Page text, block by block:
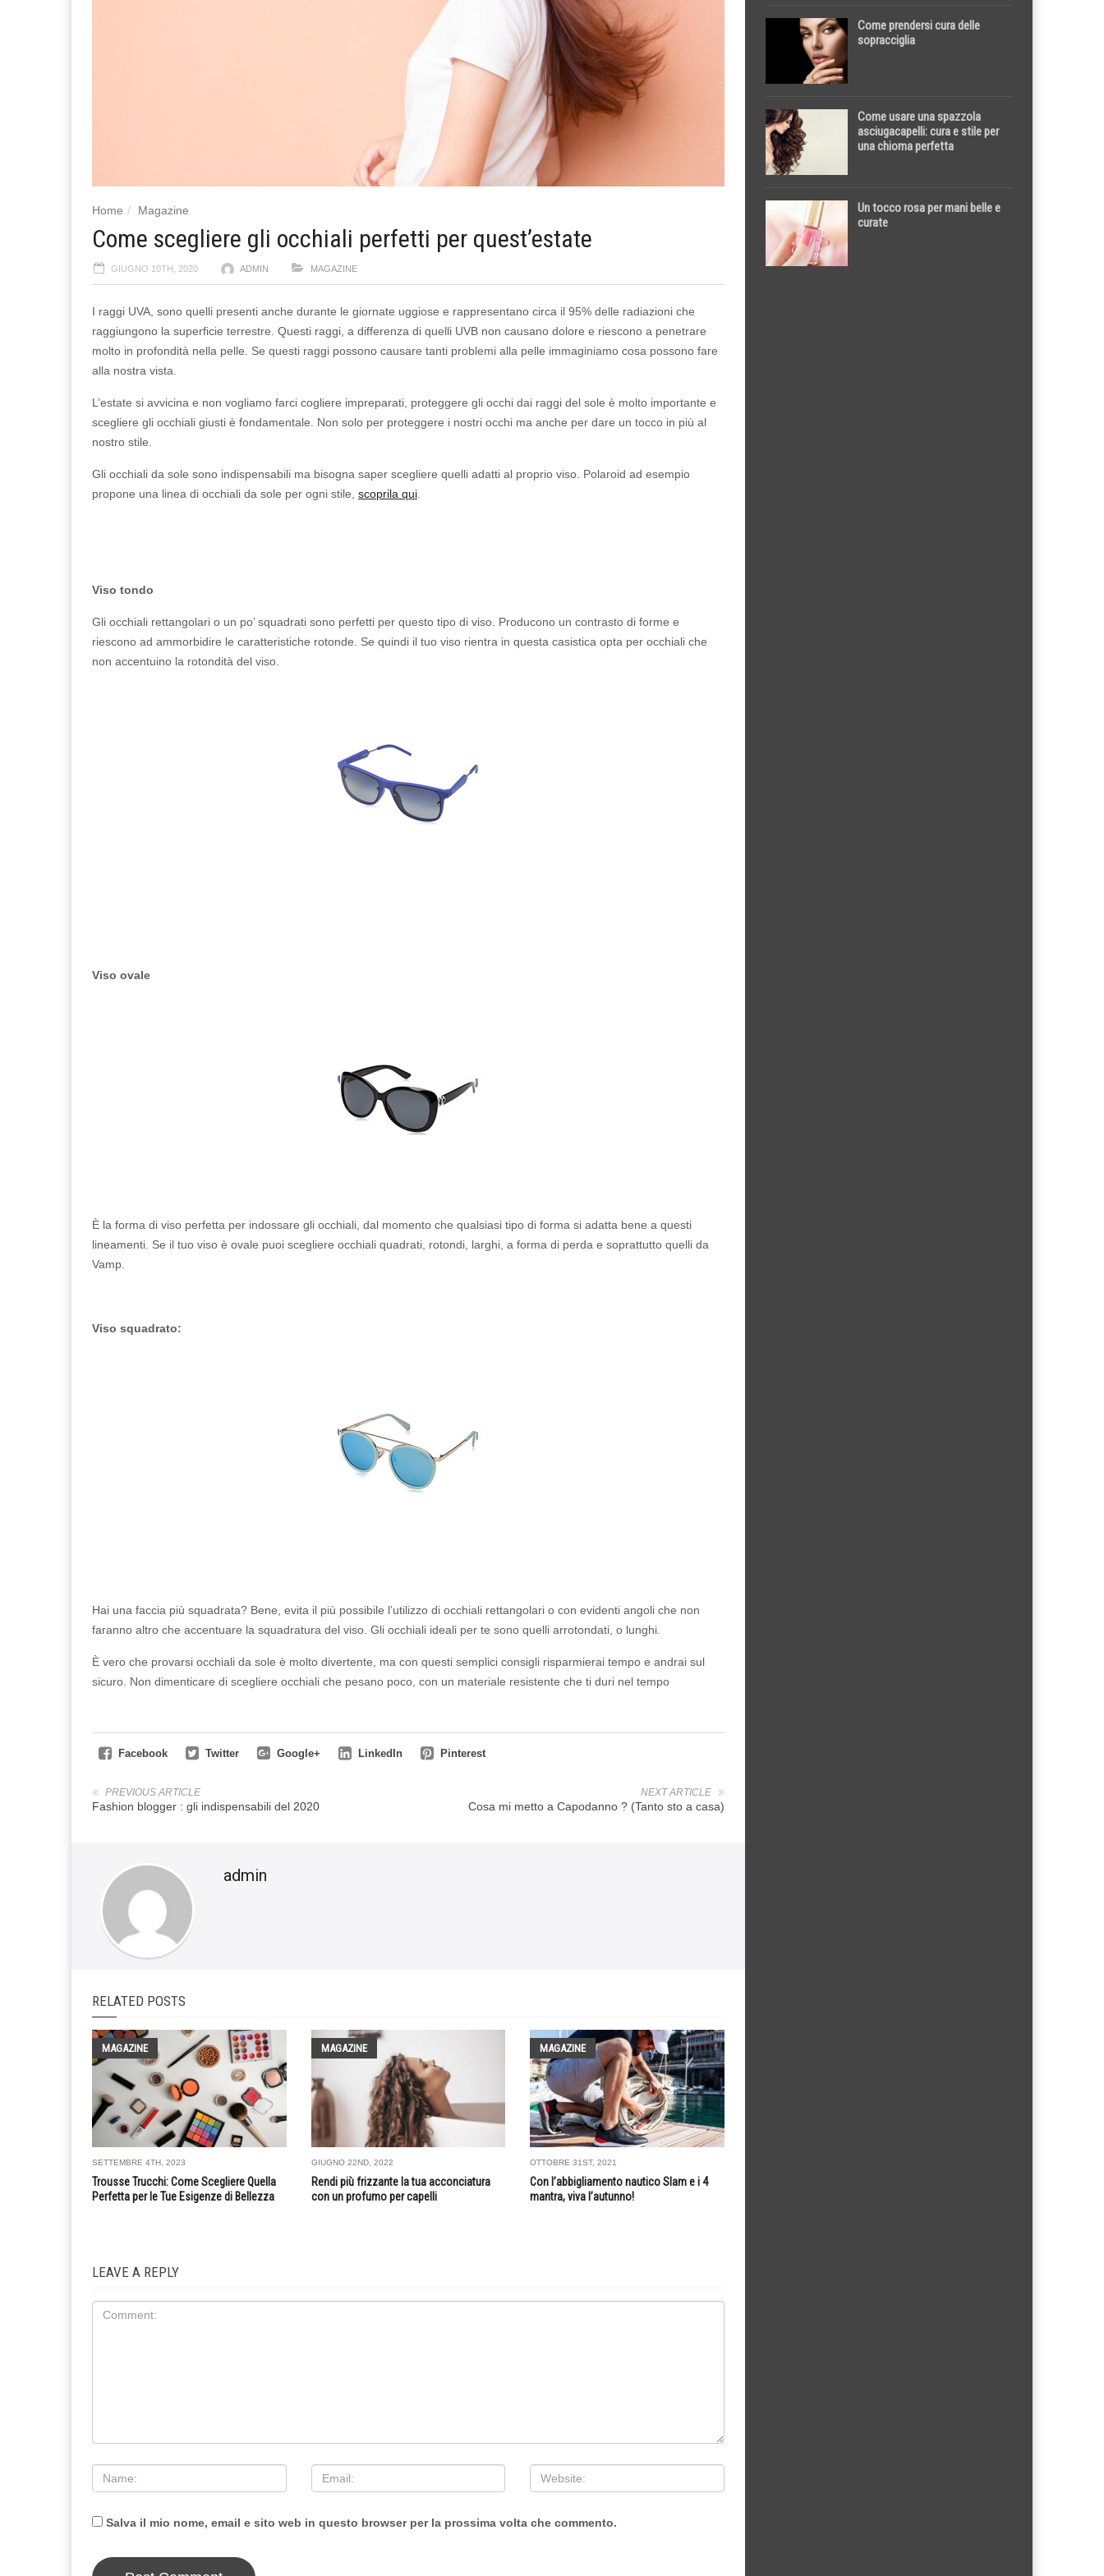
Home Magazine
Come scegliere gli occhiali perfetti per quest’estate
GIUGNO 10TH, 2020 ADMIN MAGAZINE
I raggi UVA, sono quelli presenti anche durante le giornate uggiose e rappresentano circa il 95% delle radiazioni che
raggiungono la superficie terrestre. Questi raggi, a differenza di quelli UVB non causano dolore e riescono a penetrare
molto in profondità nella pelle. Se questi raggi possono causare tanti problemi alla pelle immaginiamo cosa possono fare
alla nostra vista.
L’estate si avvicina e non vogliamo farci cogliere impreparati, proteggere gli occhi dai raggi del sole è molto importante e
scegliere gli occhiali giusti è fondamentale. Non solo per proteggere i nostri occhi ma anche per dare un tocco in più al
nostro stile.
Gli occhiali da sole sono indispensabili ma bisogna saper scegliere quelli adatti al proprio viso. Polaroid ad esempio
propone una linea di occhiali da sole per ogni stile, scoprila qui
Viso tondo
Gli occhiali rettangolari o un po’ squadrati sono perfetti per questo tipo di viso. Producono un contrasto di forme e
riescono ad ammorbidire le caratteristiche rotonde. Se quindi il tuo viso rientra in questa casistica opta per occhiali che
non accentuino la rotondità del viso.
Viso ovale
È la forma di viso perfetta per indossare gli occhiali, dal momento che qualsiasi tipo di forma si adatta bene a questi
lineamenti. Se il tuo viso è ovale puoi scegliere occhiali quadrati, rotondi, larghi, a forma di perda e soprattutto quelli da
Vamp.
Viso squadrato:
Hai una faccia più squadrata? Bene, evita il più possibile l’utilizzo di occhiali rettangolari o con evidenti angoli che non
faranno altro che accentuare la squadratura del viso. Gli occhiali ideali per te sono quelli arrotondati, o lunghi.
È vero che provarsi occhiali da sole è molto divertente, ma con questi semplici consigli risparmierai tempo e andrai sul
sicuro. Non dimenticare di scegliere occhiali che pesano poco, con un materiale resistente che ti duri nel tempo
Facebook Twitter Google+ LinkedIn Pinterest
NEXT ARTICLE
Cosa mi metto a Capodanno ? (Tanto sto a casa)
PREVIOUS ARTICLE
Fashion blogger : gli indispensabili del 2020
admin
RELATED POSTS
MAGAZINE
SETTEMBRE 4TH, 2023
Trousse Trucchi: Come Scegliere Quella
Perfetta per le Tue Esigenze di Bellezza
MAGAZINE
GIUGNO 22ND, 2022
Rendi più frizzante la tua acconciatura
con un profumo per capelli
MAGAZINE
OTTOBRE 31ST, 2021
Con l’abbigliamento nautico Slam e i 4
mantra, viva l’autunno!
LEAVE A REPLY
Salva il mio nome, email e sito web in questo browser per la prossima volta che commento.
Come prendersi cura delle
sopracciglia
Come usare una spazzola
asciugacapelli: cura e stile per
una chioma perfetta
Un tocco rosa per mani belle e
curate